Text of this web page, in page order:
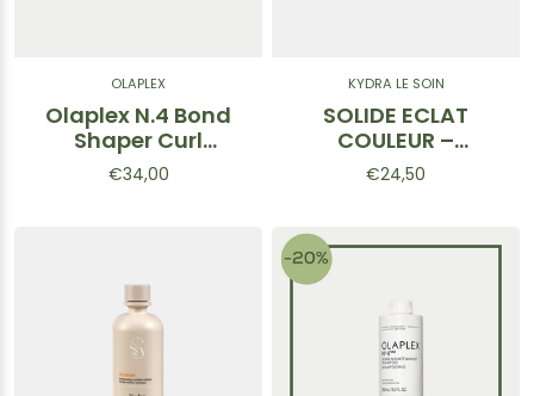
OLAPLEX
Olaplex N.4 Bond
Shaper Curl
Shampoo -
€34,00
KYDRA LE SOIN
SOLIDE ECLAT
COULEUR –
Shampoo solido
€24,50